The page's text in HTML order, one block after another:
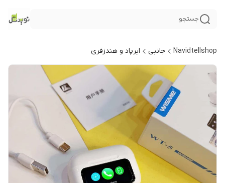
جستجو
Navidtellshop جانبی ایرپاد و هندزفری